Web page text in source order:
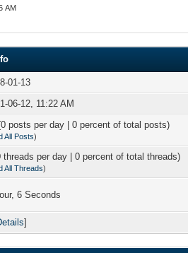
AM
01-13
06-12, 11:22 AM
posts per day | 0 percent of total posts)
All Posts)
threads per day | 0 percent of total threads)
All Threads)
6 Seconds
]